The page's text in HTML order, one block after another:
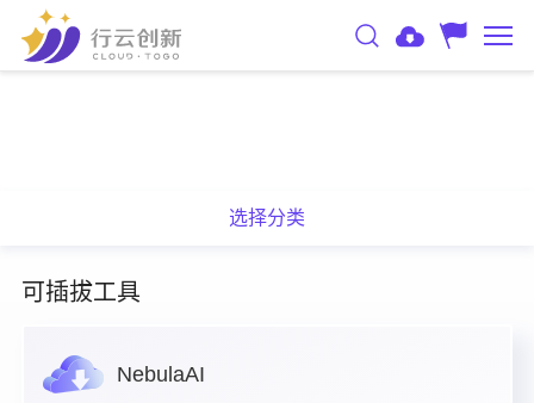
选择分类
可插拔工具
NebulaAI